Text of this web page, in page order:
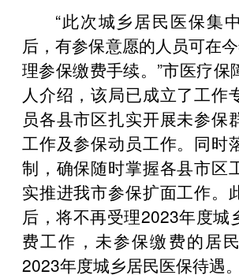
“此次城乡居民医保集
后，有参保意愿的人员可在
理参保缴费手续。”市医疗保
人介绍，该局已成立了工作
员各县市区扎实开展未参保
工作及参保动员工作。同时
制，确保随时掌握各县市区
实推进我市参保扩面工作。
后，将不再受理2023年度城
费工作，未参保缴费的居
2023年度城乡居民医保待遇。